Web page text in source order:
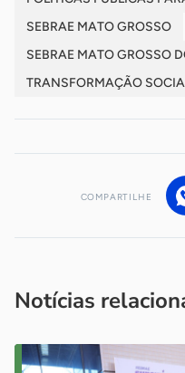
SEBRAE MATO GROSSO
SEBRAE MATO GROSSO
TRANSFORMAÇÃO
COMPARTILHE
Notícias